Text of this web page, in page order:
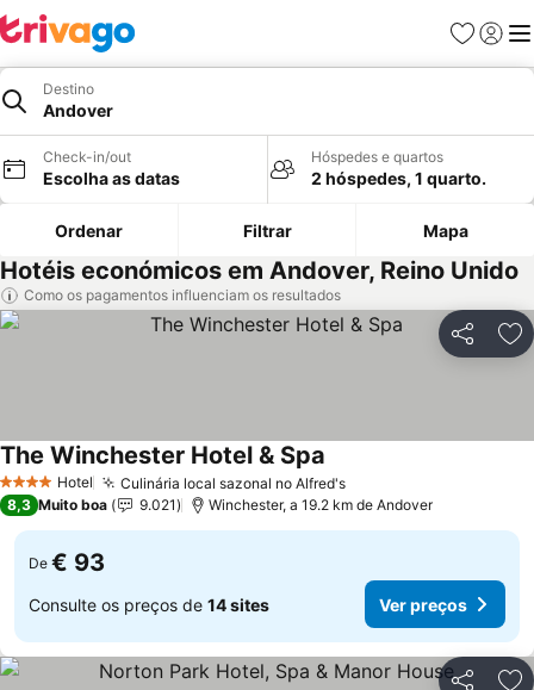
Favoritos
Iniciar
Destino
Andover
Check-in/out
Escolha as datas
Hóspedes e quartos
2 hóspedes, 1 quarto.
Ordenar Filtrar Mapa
Hotéis económicos em Andover, Reino Unido
Como os pagamentos influenciam os resultados
Partilhar
4 EstrelasHotel Culinária local sazonal no Alfred'sVer preços
The Winchester Hotel & Spa
8,3 Muito boa 9.021 Winchester, a 19.2 km de Andover
De € 93
Consulte os preços de 14 sites Ver preços